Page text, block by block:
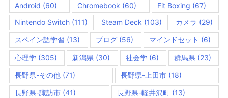
Android (60) Chromebook (60) Fit Boxing (67)
Nintendo Switch (111) Steam Deck (103) カメラ (29)
スペイン語学習 (13) ブログ (56) マインドセット (6)
心理学 (305) 新潟県 (30) 社会学(6) 群馬県 (23)
長野県-その他 (71) 長野県-上田市(18)
長野県-諏訪市 (41) 長野県-軽井沢町 (13)